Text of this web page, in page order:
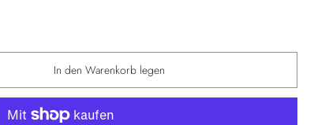
In den Warenkorb legen